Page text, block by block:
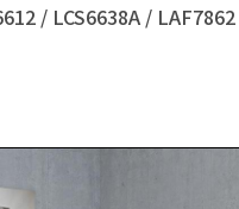
/ LCS6638A /